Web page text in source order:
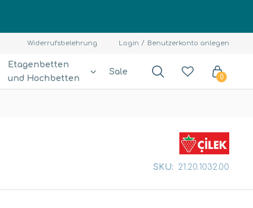
Widerrufsbelehrung Login Benutzerkonto anlegen
Etagenbetten
und Hochbetten
Sale
0
SKU: 21.20.1032.00